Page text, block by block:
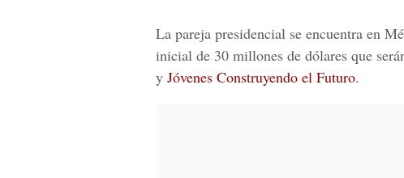
La pareja presidencial se encuentra en
inicial de 30 millones de dólares que
y Jóvenes Construyendo el Futuro.